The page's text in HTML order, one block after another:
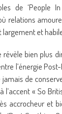
de ‘People In
où relations
et
bien plus
l’énergie
de
« So
accrocheur et